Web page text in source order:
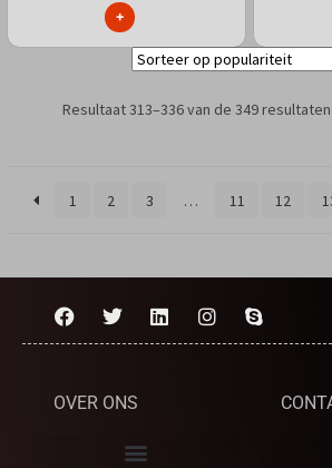
+
Resultaat 313–336 van de 349
1 2 3 … 11 12
OVER ONS